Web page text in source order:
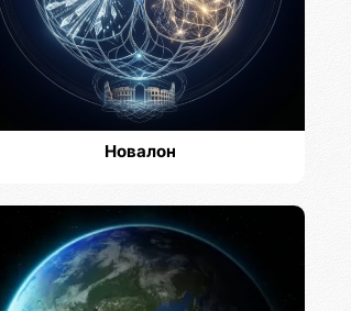
Новалон